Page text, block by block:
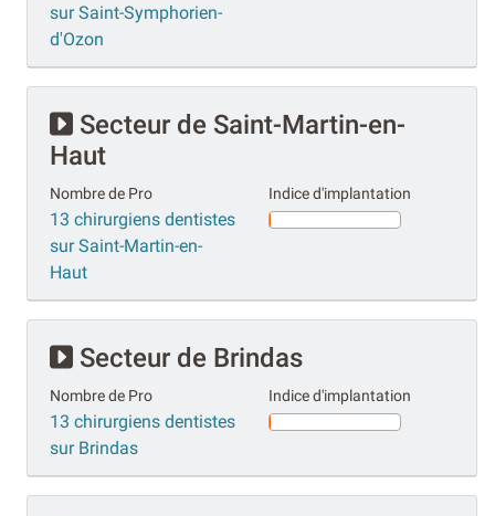
sur Saint-Symphorien-
d'Ozon
Secteur de Saint-Martin-en-
Haut
Nombre de Pro
13 chirurgiens dentistes
sur Saint-Martin-en-
Haut
Indice d'implantation
Secteur de Brindas
Nombre de Pro
13 chirurgiens dentistes
sur Brindas
Indice d'implantation